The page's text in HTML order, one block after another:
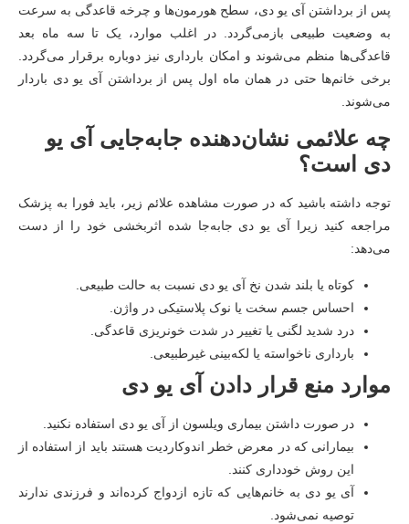
پس از برداشتن آی یو دی، سطح هورمون‌ها و چرخه قاعدگی به سرعت
به وضعیت طبیعی بازمی‌گردد. در اغلب موارد، یک تا سه ماه بعد
قاعدگی‌ها منظم می‌شوند و امکان بارداری نیز دوباره برقرار می‌گردد.
برخی خانم‌ها حتی در همان ماه اول پس از برداشتن آی یو دی باردار
می‌شوند.
چه علائمی نشان‌دهنده جابه‌جایی آی یو
دی است؟
توجه داشته باشید که در صورت مشاهده علائم زیر، باید فورا به پزشک
مراجعه کنید زیرا آی یو دی جابه‌جا شده اثربخشی خود را از دست
می‌دهد:
کوتاه یا بلند شدن نخ آی یو دی نسبت به حالت طبیعی.
احساس جسم سخت یا نوک پلاستیکی در واژن.
درد شدید لگنی یا تغییر در شدت خونریزی قاعدگی.
بارداری ناخواسته یا لکه‌بینی غیرطبیعی.
موارد منع قرار دادن آی یو دی
در صورت داشتن بیماری ویلسون از آی یو دی استفاده نکنید.
بیمارانی که در معرض خطر اندوکاردیت هستند باید از استفاده از
این روش خودداری کنند.
آی یو دی به خانم‌هایی که تازه ازدواج کرده‌اند و فرزندی ندارند
توصیه نمی‌شود.